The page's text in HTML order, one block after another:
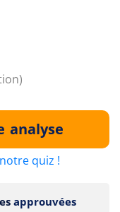
analyse
quiz !
approuvées